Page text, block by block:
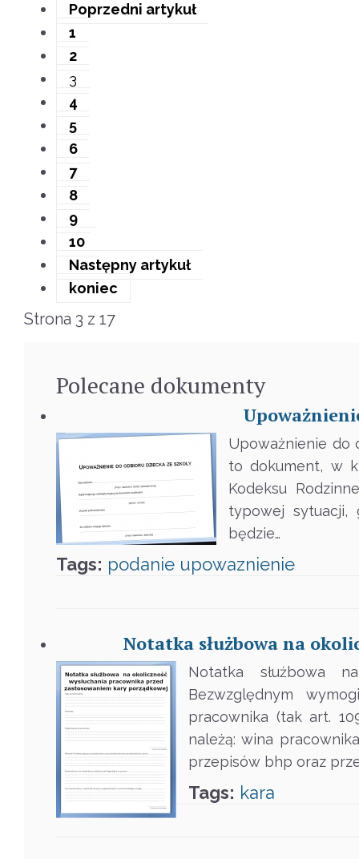
Poprzedni artykuł
1
2
3
4
5
6
7
8
9
10
Następny artykuł
koniec
Strona 3 z 17
Polecane dokumenty
Upoważnienie do
to dokument, w
Kodeksu
typowej sytuacji,
będzie…
Tags: podanie upowaznienie
Notatka służbowa na
Notatka służbowa
Bezwzględnym
pracownika (tak art.
należą: wina
przepisów bhp oraz
Tags: kara